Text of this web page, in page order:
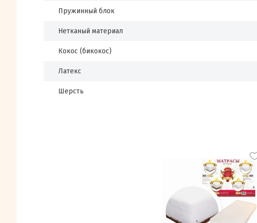
Пружинный блок
Нетканый материал
Кокос (бикокос)
Латекс
Шерсть